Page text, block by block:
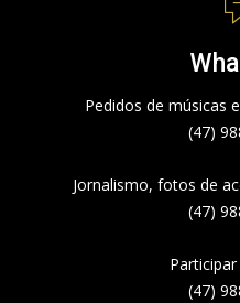
Pedidos de músicas
(47)
Jornalismo, fotos de
(47)
(47)